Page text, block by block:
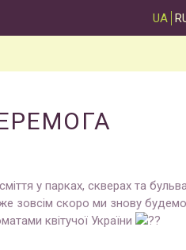
UA
у парках, скверах та
зовсім скоро ми знову будемо
квітучої України